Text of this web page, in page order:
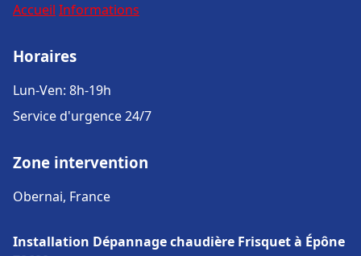
Accueil Informations
Horaires
Lun-Ven: 8h-19h
Service d'urgence 24/7
Zone intervention
Obernai, France
Installation Dépannage chaudière Frisquet à Épône